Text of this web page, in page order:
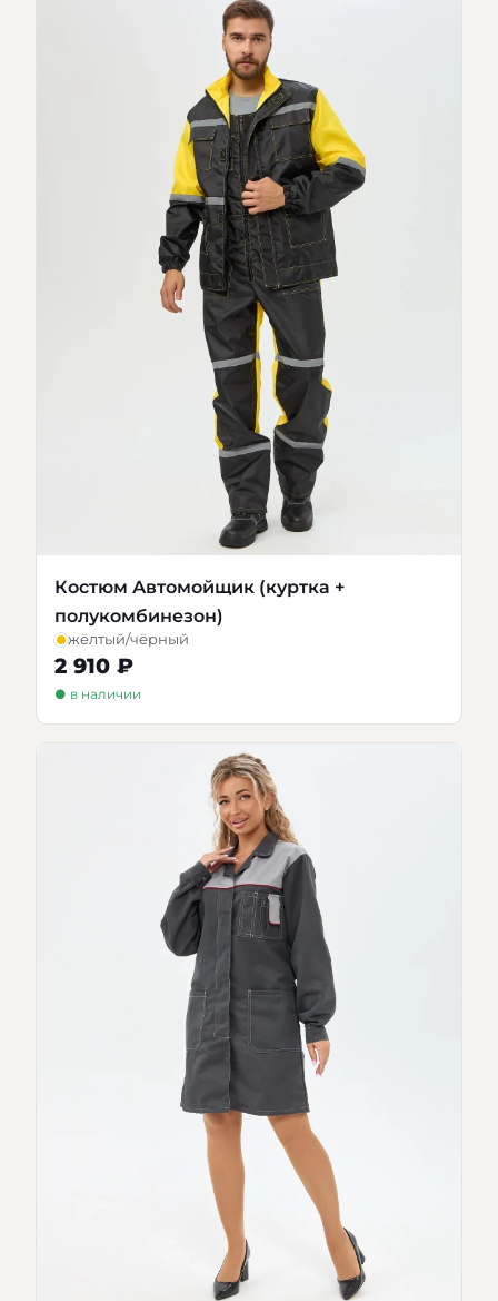
Костюм Автомойщик (куртка +
полукомбинезон)
жёлтый/чёрный
2 910 ₽
● в наличии